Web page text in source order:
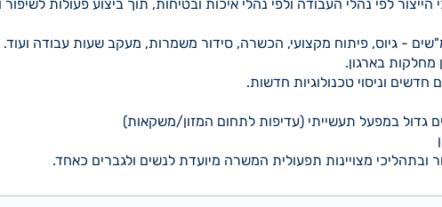
לפי נהלי העבודה ולפי נהלי איכות ובטיחות, תוך ביצוע פעולות לשיפור
- גיוס, פיתוח מקצועי, הכשרה, סידור משמרות, מעקב שעות עבודה ועוד.
בארגון.
חדשים וניסוי טכנולוגיות חדשות.
גדול במפעל תעשייתי (עדיפות לתחום המזון/משקאות)
ובתהליכי מצויינות תפעולית המשרה מיועדת לנשים ולגברים כאחד.